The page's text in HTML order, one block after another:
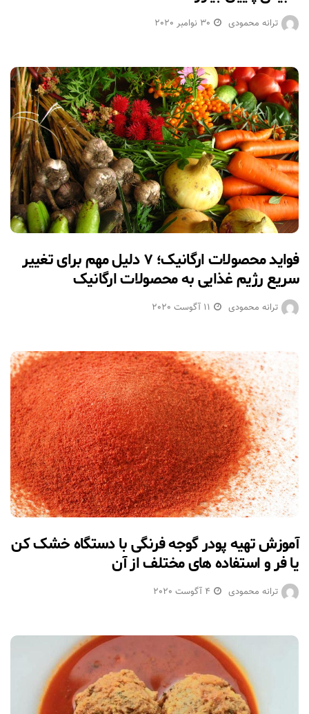
ترانه محمودی 30 نوامبر 2020
فواید محصولات ارگانیک؛ ۷ دلیل مهم برای تغییر
سریع رژیم غذایی به محصولات ارگانیک
ترانه محمودی 11 آگوست 2020
آموزش تهیه پودر گوجه فرنگی با دستگاه خشک کن
یا فر و استفاده های مختلف از آن
ترانه محمودی 4 آگوست 2020